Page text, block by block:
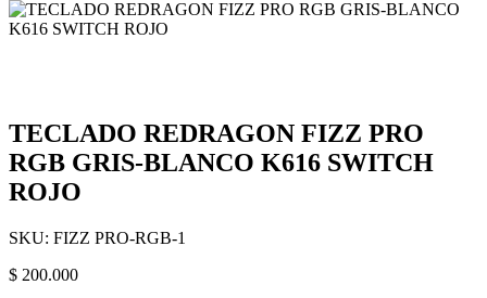
TECLADO REDRAGON FIZZ PRO
RGB GRIS-BLANCO K616 SWITCH
ROJO
SKU: FIZZ PRO-RGB-1
$ 200.000